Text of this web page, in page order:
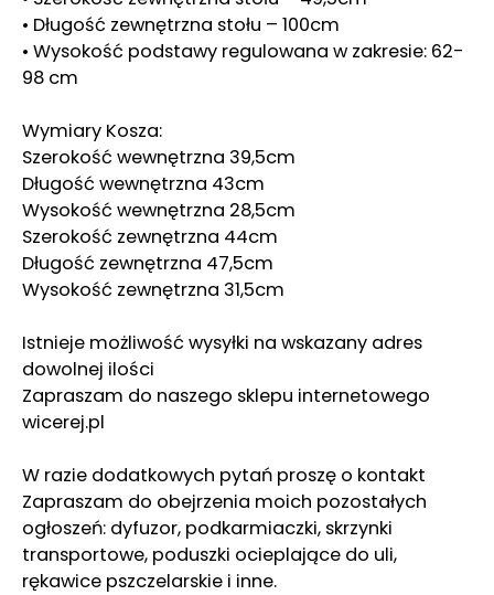
• Długość zewnętrzna stołu – 100cm
• Wysokość podstawy regulowana w zakresie: 62-
98 cm
Wymiary Kosza:
Szerokość wewnętrzna 39,5cm
Długość wewnętrzna 43cm
Wysokość wewnętrzna 28,5cm
Szerokość zewnętrzna 44cm
Długość zewnętrzna 47,5cm
Wysokość zewnętrzna 31,5cm
Istnieje możliwość wysyłki na wskazany adres
dowolnej ilości
Zapraszam do naszego sklepu internetowego
wicerej.pl
W razie dodatkowych pytań proszę o kontakt
Zapraszam do obejrzenia moich pozostałych
ogłoszeń: dyfuzor, podkarmiaczki, skrzynki
transportowe, poduszki ocieplające do uli,
rękawice pszczelarskie i inne.